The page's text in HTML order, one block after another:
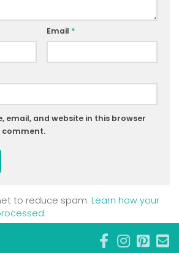
Email *
email, and website in this browser
comment.
to reduce spam. Learn how your
.